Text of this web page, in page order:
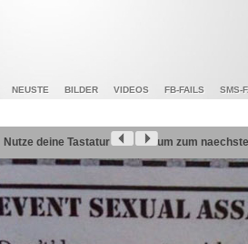
NEUSTE BILDER VIDEOS FB-FAILS SMS-
Nutze deine Tastatur um zum